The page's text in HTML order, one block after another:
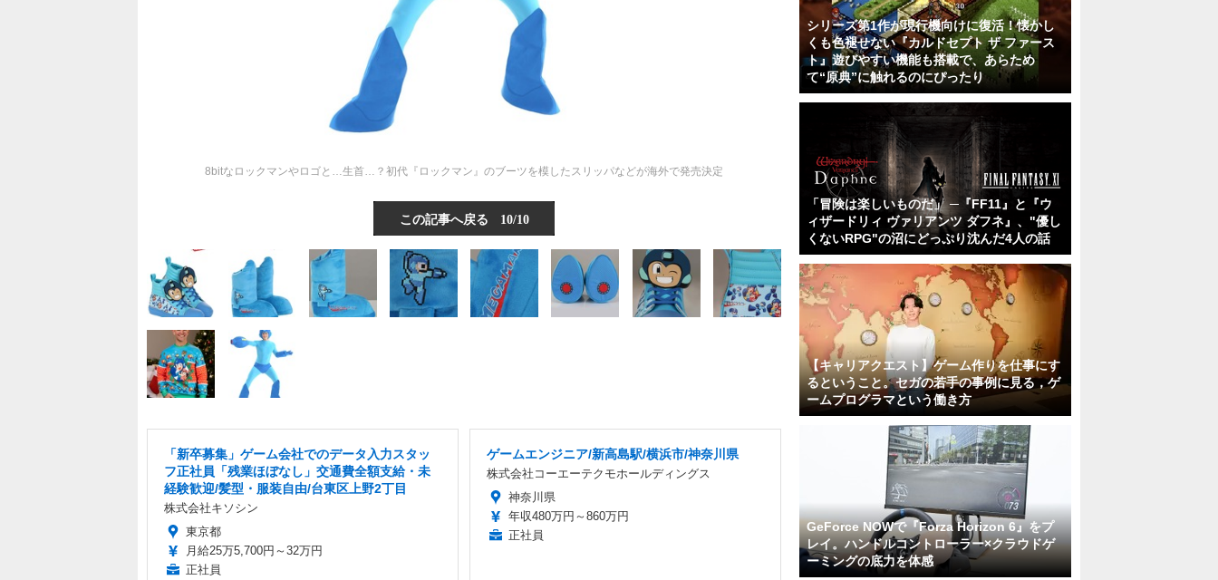
8bitなロックマンやロゴと…生首…？初代『ロックマン』のブーツを模したスリッパなどが海外で発売決定
この記事へ戻る 10/10
「新卒募集」ゲーム会社でのデータ入力スタッ
フ正社員「残業ほぼなし」交通費全額支給・未
経験歓迎/髪型・服装自由/台東区上野2丁目
株式会社キソシン
東京都
月給25万5,700円～32万円
正社員
ゲームエンジニア/新高島駅/横浜市/神奈川県
株式会社コーエーテクモホールディングス
神奈川県
年収480万円～860万円
正社員
シリーズ第1作が現行機向けに復活！懐かし
くも色褪せない『カルドセプト ザ ファース
ト』遊びやすい機能も搭載で、あらため
て“原典”に触れるのにぴったり
「冒険は楽しいものだ」 ─『FF11』と『ウ
ィザードリィ ヴァリアンツ ダフネ』、"優し
くないRPG"の沼にどっぷり沈んだ4人の話
【キャリアクエスト】ゲーム作りを仕事にす
るということ。セガの若手の事例に見る，ゲ
ームプログラマという働き方
GeForce NOWで『Forza Horizon 6』をプ
レイ。ハンドルコントローラー×クラウドゲ
ーミングの底力を体感